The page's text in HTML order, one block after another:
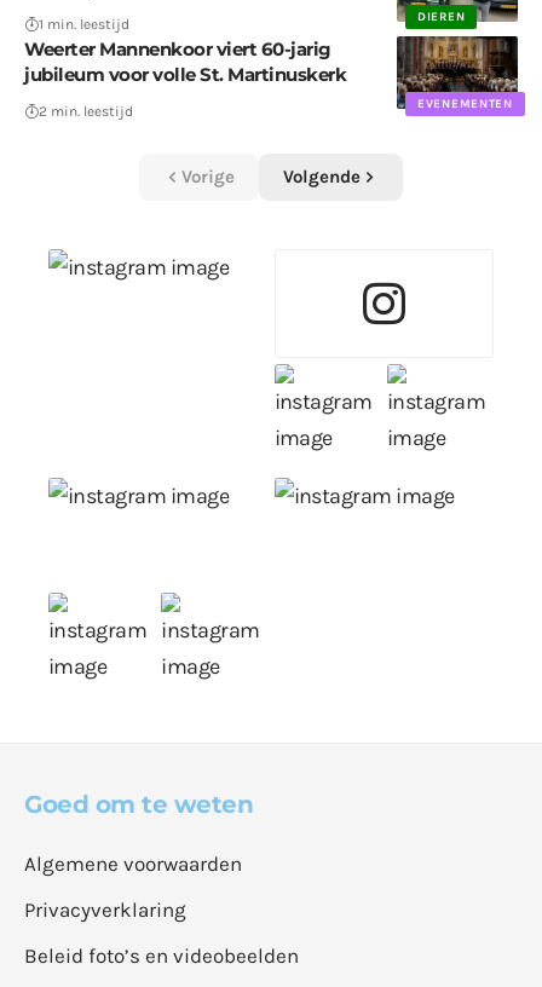
DIEREN
1 min. leestijd
EVENEMENTEN
Weerter Mannenkoor viert 60-jarig
jubileum voor volle St. Martinuskerk
2 min. leestijd
Vorige Volgende
Goed om te weten
Algemene voorwaarden
Privacyverklaring
Beleid foto’s en videobeelden